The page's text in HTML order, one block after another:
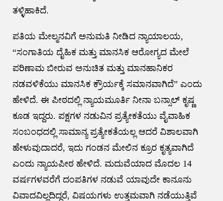
ತಳ್ಳಿಹಾಕಿದೆ.
ಪತಿಯ ಮೇಲ್ಮನವಿಗೆ ಅನುಮತಿ ನೀಡಿದ ನ್ಯಾಯಾಲಯ,
“ಸಂಗಾತಿಯ ದೈಹಿಕ ಮತ್ತು ಮಾನಸಿಕ ಆರೋಗ್ಯದ ಮೇಲೆ
ಪರಿಣಾಮ ಬೀರುವ ಅನುಚಿತ ಮತ್ತು ಮಾನಹಾನಿಕರ
ನಡವಳಿಕೆಯು ಮಾನಸಿಕ ಕ್ರೌರ್ಯಕ್ಕೆ ಸಮಾನವಾಗಿದೆ” ಎಂದು
ಹೇಳಿದೆ. ಈ ಪೀಠದಲ್ಲಿ ನ್ಯಾಯಮೂರ್ತಿ ನೀನಾ ಬನ್ಸಾಲ್ ಕೃಷ್ಣ
ಕೂಡ ಇದ್ದರು. ಪಕ್ಷಗಳ ನಡುವಿನ ಪ್ರತ್ಯೇಕತೆಯು ವೈವಾಹಿಕ
ಸಂಬಂಧದಲ್ಲಿ ಸಾಮಾನ್ಯ ಪ್ರತ್ಯೇಕತೆಯಲ್ಲ ಆದರೆ ವಿಶಾಲವಾಗಿ
ಹೇಳುವುದಾದರೆ, ಇದು ಗಂಡನ ಮೇಲಿನ ಕ್ರೂರ ಕೃತ್ಯವಾಗಿದೆ
ಎಂದು ನ್ಯಾಯಪೀಠ ಹೇಳಿದೆ. ಮದುವೆಯಾದ ಮೊದಲ 14
ವರ್ಷಗಳವರೆಗೆ ದಂಪತಿಗಳ ನಡುವೆ ಯಾವುದೇ ಕಾನೂನು
ವಿವಾದವಿಲ್ಲದಿದ್ದರೆ, ವಿಷಯಗಳು ಉತ್ತಮವಾಗಿ ನಡೆಯುತ್ತಿವೆ